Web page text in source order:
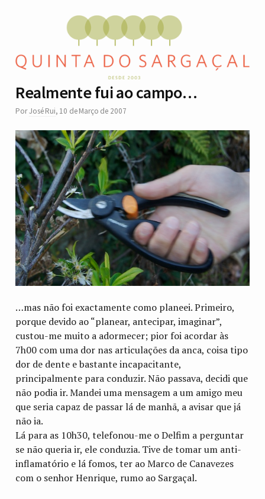
Realmente fui ao campo…
PorJosé Rui, 10 de Março de 2007
…mas não foi exactamente como planeei. Primeiro,
porque devido ao “planear, antecipar, imaginar”,
custou-me muito a adormecer; pior foi acordar às
7h00 com uma dor nas articulações da anca, coisa tipo
dor de dente e bastante incapacitante,
principalmente para conduzir. Não passava, decidi que
não podia ir. Mandei uma mensagem a um amigo meu
que seria capaz de passar lá de manhã, a avisar que já
não ia.
Lá para as 10h30, telefonou-me o Delfim a perguntar
se não queria ir, ele conduzia. Tive de tomar um anti-
inflamatório e lá fomos, ter ao Marco de Canavezes
com o senhor Henrique, rumo ao Sargaçal.